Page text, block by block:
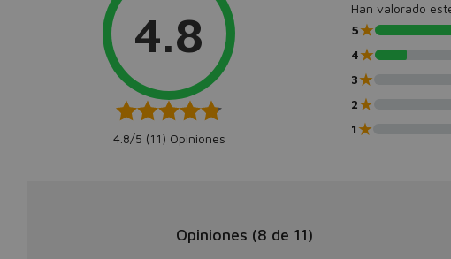
4.8
4.8/5 (11) Opiniones
Han valorado
5★
4★
3★
2★
1★
Opiniones (8 de 11)